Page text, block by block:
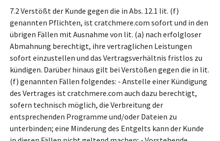
7.2 Verstößt der Kunde gegen die in Abs. 12.1 lit. (f)
genannten Pflichten, ist cratchmere.com sofort und in den
übrigen Fällen mit Ausnahme von lit. (a) nach erfolgloser
Abmahnung berechtigt, ihre vertraglichen Leistungen
sofort einzustellen und das Vertragsverhältnis fristlos zu
kündigen. Darüber hinaus gilt bei Verstößen gegen die in lit.
(f) genannten Fällen folgendes: - Anstelle einer Kündigung
des Vertrages ist cratchmere.com auch dazu berechtigt,
sofern technisch möglich, die Verbreitung der
entsprechenden Programme und/oder Dateien zu
unterbinden; eine Minderung des Entgelts kann der Kunde